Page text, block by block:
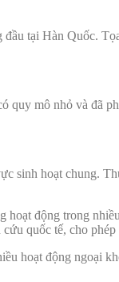
tại Hàn Quốc.
mô nhỏ và đã
sinh hoạt chung.
động trong
quốc tế, cho
hoạt động ngoại